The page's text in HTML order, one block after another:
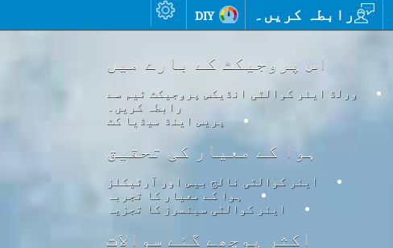
رابطہ کریں۔ diy
اس پروجیکٹ کے بارے میں
ورلڈ ایئر کوالٹی انڈیکس پروجیکٹ ٹیم سے
رابطہ کریں۔
پریس اینڈ میڈیا کٹ
ہوا کے معیار کی تحقیق
ایئر کوالٹی نالج بیس اور آرٹیکلز
ہوا کے معیار کا تجربہ
ایئر کوالٹی سینسرز کا تجزیہ
اکثر پوچھے گئے سوالات